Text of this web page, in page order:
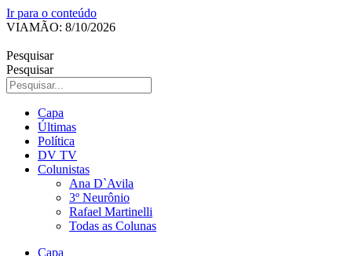
Ir para o conteúdo
VIAMÃO: 8/10/2026
Pesquisar
Pesquisar
Capa
Últimas
Política
DV TV
Colunistas
Ana D`Avila
3º Neurônio
Rafael Martinelli
Todas as Colunas
Capa